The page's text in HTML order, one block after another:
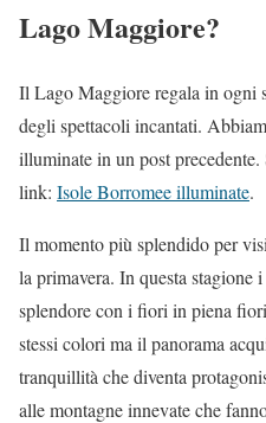
Lago Maggiore?
Il Lago Maggiore regala in ogni
degli spettacoli incantati.
illuminate in un post precedente.
link: Isole Borromee illuminate.
Il momento più splendido per
la primavera. In questa
splendore con i fiori in piena
stessi colori ma il panorama
tranquillità che diventa
alle montagne innevate che